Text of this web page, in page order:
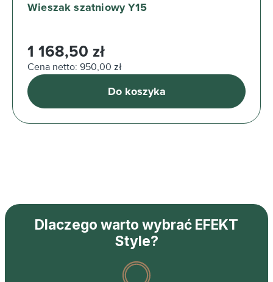
Wieszak szatniowy Y15
Cena regularna:
1 168,50 zł
Cena netto: 950,00 zł
Do koszyka
Dlaczego warto wybrać EFEKT
Style?